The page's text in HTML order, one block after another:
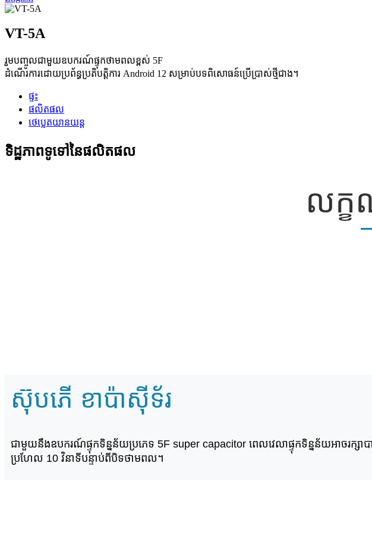
VT-5A
រួមបញ្ចូលជាមួយឧបករណ៍ផ្ទុកថាមពលខ្ពស់ 5F
ដំណើរការដោយប្រព័ន្ធប្រតិបត្តិការ Android 12 សម្រាប់បទពិសោធន៍ប្រើប្រាស់ថ្មីជាង។
ផ្ទះ
ផលិតផល
ថេប្លេតយានយន្ត
ទិដ្ឋភាពទូទៅនៃផលិតផល
លក្
ស៊ុបភើ ខាប៉ាស៊ីទ័រ
ជាមួយនឹង​ឧបករណ៍​ផ្ទុក​ទិន្នន័យ​ប្រភេទ 5F super capacitor ពេលវេលា​ផ្ទុក​ទិន្នន័យ​អាច​រក្សា​ប
ប្រហែល 10 វិនាទី​បន្ទាប់​ពី​បិទ​ថាមពល។